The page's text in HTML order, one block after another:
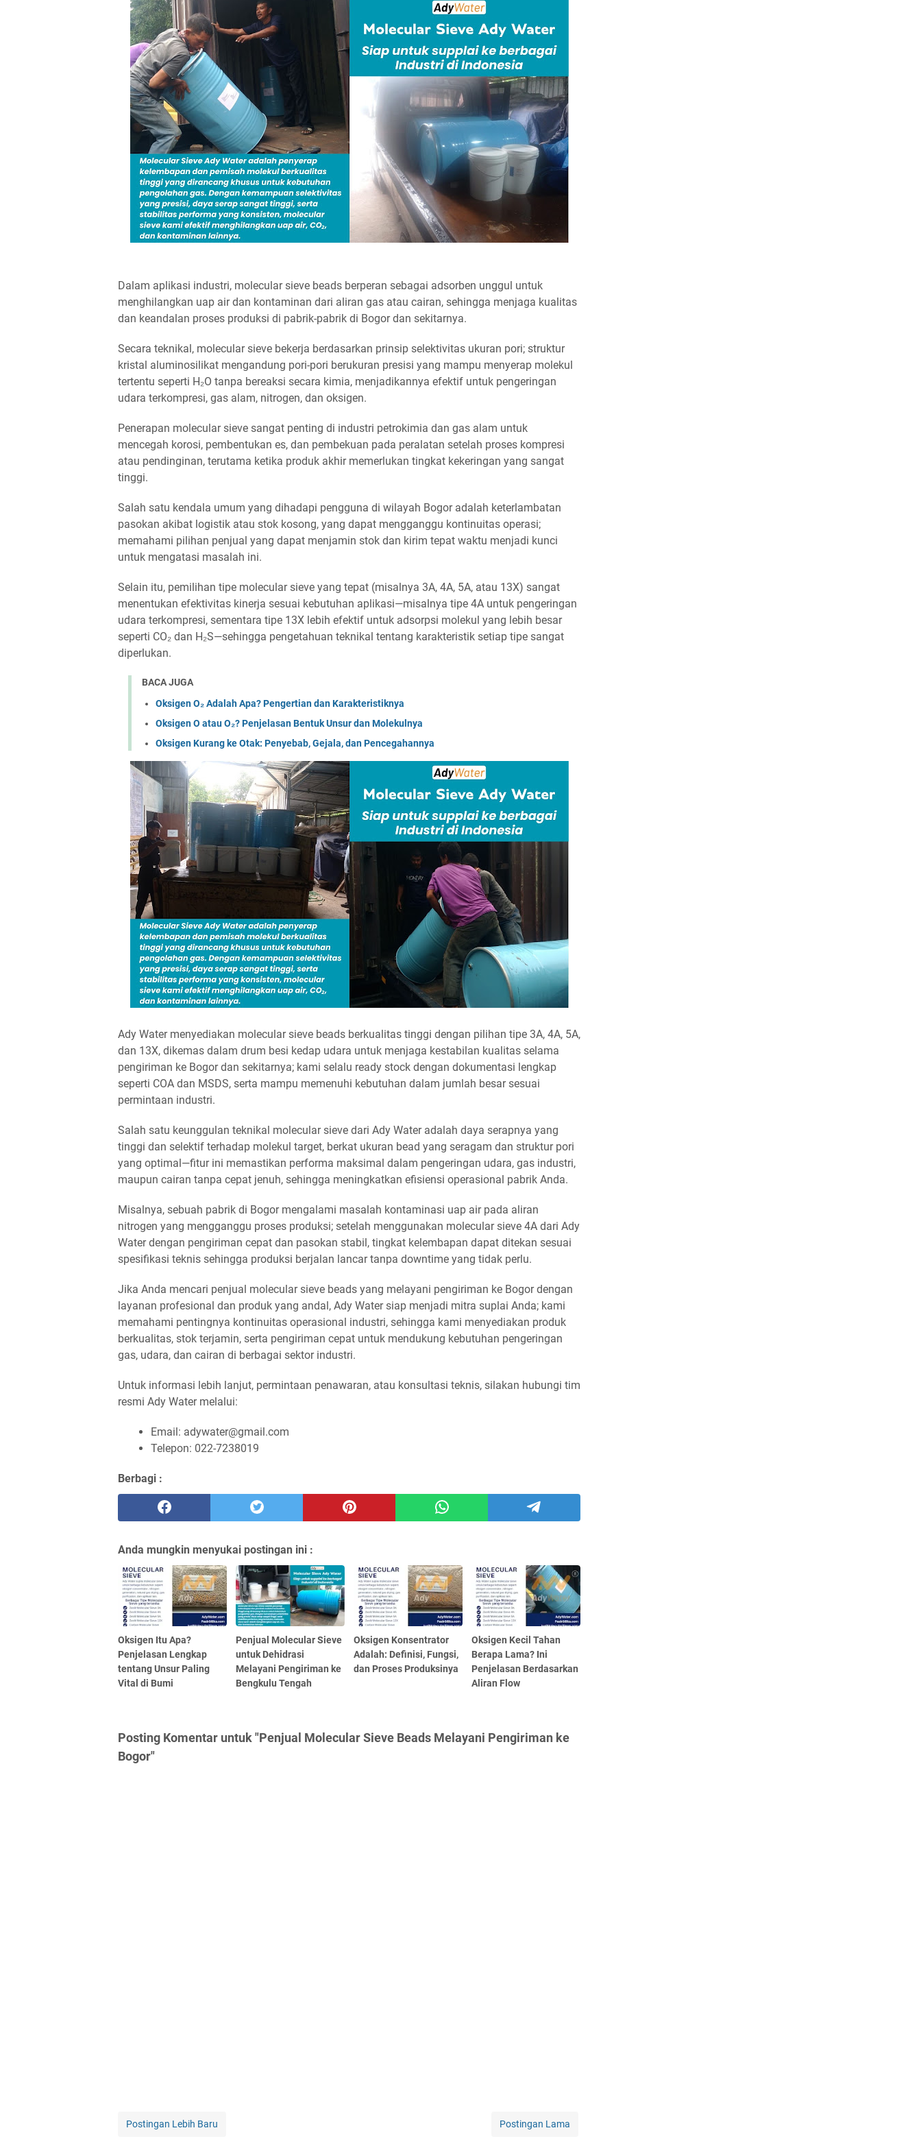
Dalam aplikasi industri, molecular sieve beads berperan sebagai adsorben unggul untuk
menghilangkan uap air dan kontaminan dari aliran gas atau cairan, sehingga menjaga kualitas
dan keandalan proses produksi di pabrik-pabrik di Bogor dan sekitarnya.
Secara teknikal, molecular sieve bekerja berdasarkan prinsip selektivitas ukuran pori; struktur
kristal aluminosilikat mengandung pori-pori berukuran presisi yang mampu menyerap molekul
tertentu seperti H₂O tanpa bereaksi secara kimia, menjadikannya efektif untuk pengeringan
udara terkompresi, gas alam, nitrogen, dan oksigen.
Penerapan molecular sieve sangat penting di industri petrokimia dan gas alam untuk
mencegah korosi, pembentukan es, dan pembekuan pada peralatan setelah proses kompresi
atau pendinginan, terutama ketika produk akhir memerlukan tingkat kekeringan yang sangat
tinggi.
Salah satu kendala umum yang dihadapi pengguna di wilayah Bogor adalah keterlambatan
pasokan akibat logistik atau stok kosong, yang dapat mengganggu kontinuitas operasi;
memahami pilihan penjual yang dapat menjamin stok dan kirim tepat waktu menjadi kunci
untuk mengatasi masalah ini.
Selain itu, pemilihan tipe molecular sieve yang tepat (misalnya 3A, 4A, 5A, atau 13X) sangat
menentukan efektivitas kinerja sesuai kebutuhan aplikasi—misalnya tipe 4A untuk pengeringan
udara terkompresi, sementara tipe 13X lebih efektif untuk adsorpsi molekul yang lebih besar
seperti CO₂ dan H₂S—sehingga pengetahuan teknikal tentang karakteristik setiap tipe sangat
diperlukan.
BACA JUGA
Oksigen O₂ Adalah Apa? Pengertian dan Karakteristiknya
Oksigen O atau O₂? Penjelasan Bentuk Unsur dan Molekulnya
Oksigen Kurang ke Otak: Penyebab, Gejala, dan Pencegahannya
Ady Water menyediakan molecular sieve beads berkualitas tinggi dengan pilihan tipe 3A, 4A, 5A,
dan 13X, dikemas dalam drum besi kedap udara untuk menjaga kestabilan kualitas selama
pengiriman ke Bogor dan sekitarnya; kami selalu ready stock dengan dokumentasi lengkap
seperti COA dan MSDS, serta mampu memenuhi kebutuhan dalam jumlah besar sesuai
permintaan industri.
Salah satu keunggulan teknikal molecular sieve dari Ady Water adalah daya serapnya yang
tinggi dan selektif terhadap molekul target, berkat ukuran bead yang seragam dan struktur pori
yang optimal—fitur ini memastikan performa maksimal dalam pengeringan udara, gas industri,
maupun cairan tanpa cepat jenuh, sehingga meningkatkan efisiensi operasional pabrik Anda.
Misalnya, sebuah pabrik di Bogor mengalami masalah kontaminasi uap air pada aliran
nitrogen yang mengganggu proses produksi; setelah menggunakan molecular sieve 4A dari Ady
Water dengan pengiriman cepat dan pasokan stabil, tingkat kelembapan dapat ditekan sesuai
spesifikasi teknis sehingga produksi berjalan lancar tanpa downtime yang tidak perlu.
Jika Anda mencari penjual molecular sieve beads yang melayani pengiriman ke Bogor dengan
layanan profesional dan produk yang andal, Ady Water siap menjadi mitra suplai Anda; kami
memahami pentingnya kontinuitas operasional industri, sehingga kami menyediakan produk
berkualitas, stok terjamin, serta pengiriman cepat untuk mendukung kebutuhan pengeringan
gas, udara, dan cairan di berbagai sektor industri.
Untuk informasi lebih lanjut, permintaan penawaran, atau konsultasi teknis, silakan hubungi tim
resmi Ady Water melalui:
Email: adywater@gmail.com
Telepon: 022-7238019
Berbagi :
Anda mungkin menyukai postingan ini :
Oksigen Itu Apa?
Penjelasan Lengkap
tentang Unsur Paling
Vital di Bumi
Penjual Molecular Sieve
untuk Dehidrasi
Melayani Pengiriman ke
Bengkulu Tengah
Oksigen Konsentrator
Adalah: Definisi, Fungsi,
dan Proses Produksinya
Oksigen Kecil Tahan
Berapa Lama? Ini
Penjelasan Berdasarkan
Aliran Flow
Posting Komentar untuk "Penjual Molecular Sieve Beads Melayani Pengiriman ke
Bogor"
Postingan Lebih Baru Postingan Lama